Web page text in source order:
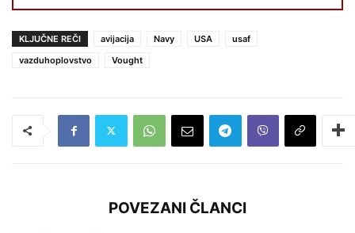
KLJUČNE REČI avijacija Navy USA
usaf
vazduhoplovstvo
Vought
POVEZANI ČLANCI